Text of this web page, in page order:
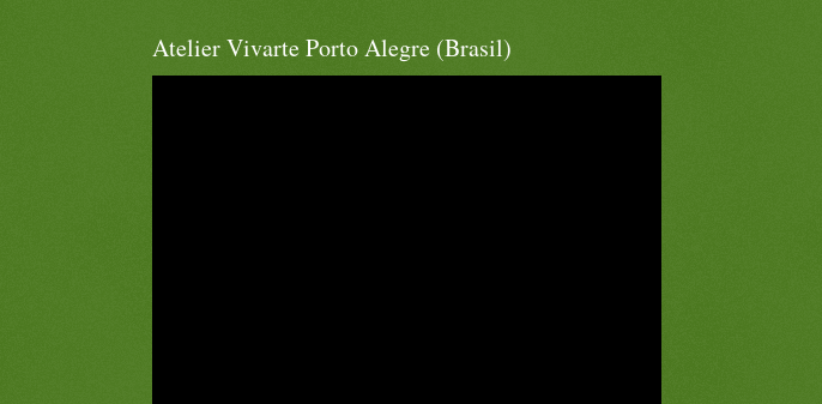
Atelier Vivarte Porto Alegre (Brasil)